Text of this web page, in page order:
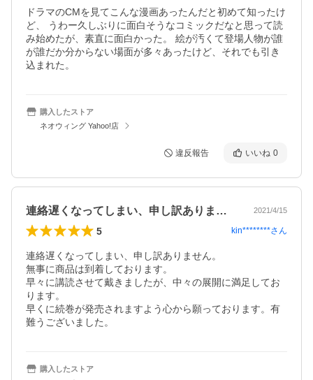
ドラマのCMを見てこんな漫画あったんだと初めて知ったけ
ど、 うわー久しぶりに面白そうなコミックだなと思って読
み始めたが、素直に面白かった。 絵が汚くて登場人物が誰
が誰だか分からない場面が多々あったけど、それでも引き
込まれた。
購入したストア
ネオウィング Yahoo!店
違反報告 いいね 0
連絡遅くなってしまい、申し訳ありません… 2021/4/15
5 kin********さん
連絡遅くなってしまい、申し訳ありません。
無事に商品は到着しております。
早々に講読させて戴きましたが、中々の展開に満足してお
ります。
早くに続巻が発売されますよう心から願っております。有
難うございました。
購入したストア